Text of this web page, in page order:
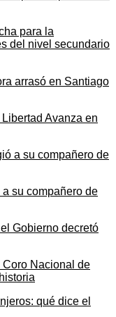
para la
del nivel secundario
Avanza en
su compañero de
Nacional de